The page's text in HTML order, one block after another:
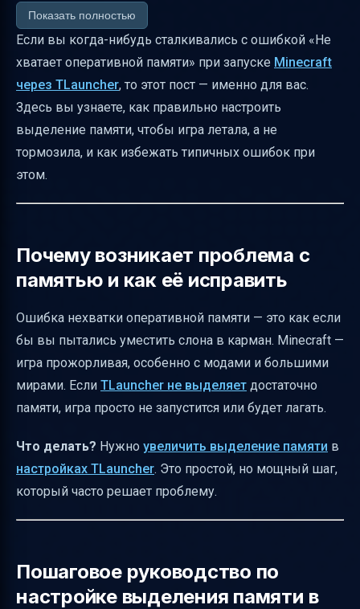
выделения памяти в TLauncher
Как выбрать подходящее значение памяти
Что делать, если игра не запускается после
изменения памяти
Как часто проверять и корректировать
выделение памяти
Почему важно сохранять изменения после
Атмосфера форума и роли пользователей
Как структурировать материал о
возвращении и исправлении ошибок
Особенности Minecraft-сообщества 2014
года и адаптация для современности
SEO-ключевые слова для темы выделения
памяти в TLauncher
Итоговая таблица: что делать при ошибке
памяти в Minecraft TLauncher
Полезные ссылки
Показать полностью
Если вы когда-нибудь сталкивались с ошибкой «Не
хватает оперативной памяти» при запуске Minecraft
через TLauncher, то этот пост — именно для вас.
Здесь вы узнаете, как правильно настроить
выделение памяти, чтобы игра летала, а не
тормозила, и как избежать типичных ошибок при
этом.
Почему возникает проблема с
памятью и как её исправить
Ошибка нехватки оперативной памяти — это как если
бы вы пытались уместить слона в карман. Minecraft —
игра прожорливая, особенно с модами и большими
мирами. Если TLauncher не выделяет достаточно
памяти, игра просто не запустится или будет лагать.
Что делать? Нужно увеличить выделение памяти в
настройках TLauncher. Это простой, но мощный шаг,
который часто решает проблему.
Пошаговое руководство по
настройке выделения памяти в